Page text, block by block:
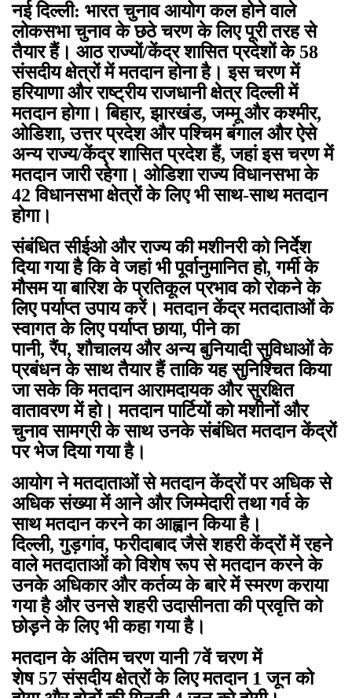
नई दिल्ली: भारत चुनाव आयोग कल होने वाले
लोकसभा चुनाव के छठे चरण के लिए पूरी तरह से
तैयार हैं। आठ राज्यों/केंद्र शासित प्रदेशों के 58
संसदीय क्षेत्रों में मतदान होना है। इस चरण में
हरियाणा और राष्‍ट्रीय राजधानी क्षेत्र दिल्ली में
मतदान होगा। बिहार, झारखंड, जम्मू और कश्मीर,
ओडिशा, उत्तर प्रदेश और पश्चिम बंगाल और ऐसे
अन्य राज्य/केंद्र शासित प्रदेश हैं, जहां इस चरण में
मतदान जारी रहेगा। ओडिशा राज्य विधानसभा के
42 विधानसभा क्षेत्रों के लिए भी साथ-साथ मतदान
होगा।
संबंधित सीईओ और राज्य की मशीनरी को निर्देश
दिया गया है कि वे जहां भी पूर्वानुमानित हो, गर्मी के
मौसम या बारिश के प्रतिकूल प्रभाव को रोकने के
लिए पर्याप्त उपाय करें। मतदान केंद्र मतदाताओं के
स्वागत के लिए पर्याप्त छाया, पीने का
पानी, रैंप, शौचालय और अन्य बुनियादी सुविधाओं के
प्रबंधन के साथ तैयार हैं ताकि यह सुनिश्चित किया
जा सके कि मतदान आरामदायक और सुरक्षित
वातावरण में हो। मतदान पार्टियों को मशीनों और
चुनाव सामग्री के साथ उनके संबंधित मतदान केंद्रों
पर भेज दिया गया है।
आयोग ने मतदाताओं से मतदान केंद्रों पर अधिक से
अधिक संख्या में आने और जिम्मेदारी तथा गर्व के
साथ मतदान करने का आह्वान किया है।
दिल्ली, गुड़गांव, फरीदाबाद जैसे शहरी केंद्रों में रहने
वाले मतदाताओं को विशेष रूप से मतदान करने के
उनके अधिकार और कर्तव्य के बारे में स्‍मरण कराया
गया है और उनसे शहरी उदासीनता की प्रवृत्ति को
छोड़़ने के लिए भी कहा गया है।
मतदान के अंतिम चरण यानी 7वें चरण में
शेष 57 संसदीय क्षेत्रों के लिए मतदान 1 जून को